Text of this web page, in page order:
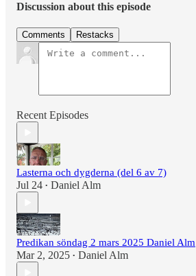
Discussion about this episode
Comments Restacks
Recent Episodes
Lasterna och dygderna (del 6 av 7)
Jul 24 • Daniel Alm
Predikan söndag 2 mars 2025 Daniel Alm
Mar 2, 2025 • Daniel Alm